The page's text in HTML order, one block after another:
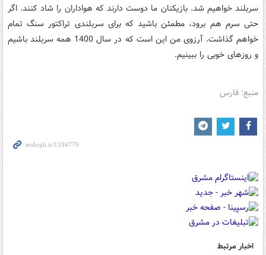
سربلند خواهیم شد. بازیکنان ما دوست دارند که هواداران را شاد کنند. اگر
حتی سرم هم برود، مطمئن باشید که برای سربلندی تراکتور سنگ تمام
خواهم گذاشت. آرزوی من این است که در سال 1400 همه سربلند باشیم
و روزهای خوبی را ببینیم.
منبع: فارس
اخبار مرتبط